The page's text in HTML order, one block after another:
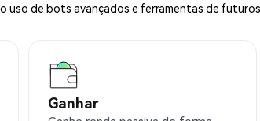
uso de bots avançados e ferramentas de
Ganhar